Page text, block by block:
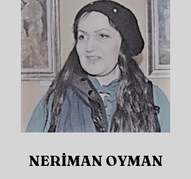
NERİMAN OYMAN